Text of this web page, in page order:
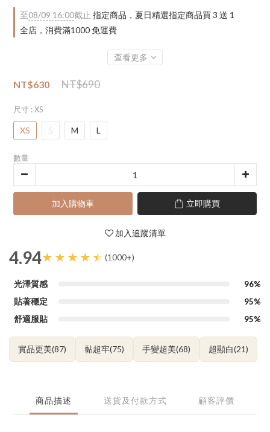
至08/09 16:00截止 指定商品，夏日精選指定商品買 3 送 1
全店，消費滿1000 免運費
查看更多
NT$630 NT$690
尺寸 : XS
XS S M L
數量
加入購物車 立即購買
加入追蹤清單
4.94 (1000+)
光澤質感 96%
貼著穩定 95%
舒適服貼 95%
實品更美(87) 黏超牢(75) 手變超美(68) 超顯白(21)
商品描述 送貨及付款方式 顧客評價